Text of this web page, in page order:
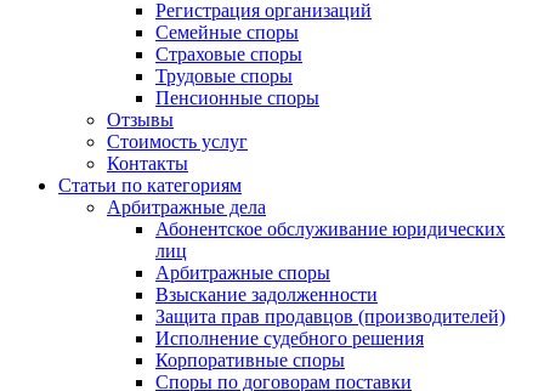
Регистрация организаций
Семейные споры
Страховые споры
Трудовые споры
Пенсионные споры
Отзывы
Стоимость услуг
Контакты
Статьи по категориям
Арбитражные дела
Абонентское обслуживание юридических
лиц
Арбитражные споры
Взыскание задолженности
Защита прав продавцов (производителей)
Исполнение судебного решения
Корпоративные споры
Споры по договорам поставки